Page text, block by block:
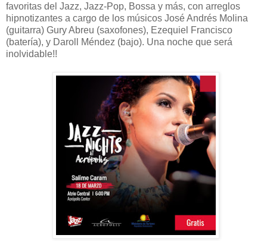
favoritas del Jazz, Jazz-Pop, Bossa y más, con arreglos
hipnotizantes a cargo de los músicos José Andrés Molina
(guitarra) Gury Abreu (saxofones), Ezequiel Francisco
(batería), y Daroll Méndez (bajo). Una noche que será
inolvidable!!